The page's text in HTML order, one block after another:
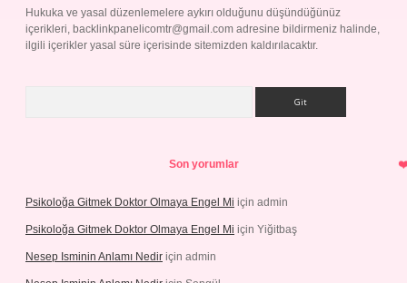
Hukuka ve yasal düzenlemelere aykırı olduğunu düşündüğünüz
içerikleri, backlinkpanelicomtr@gmail.com adresine bildirmeniz halinde,
ilgili içerikler yasal süre içerisinde sitemizden kaldırılacaktır.
Son yorumlar
Psikoloğa Gitmek Doktor Olmaya Engel Mi için admin
Psikoloğa Gitmek Doktor Olmaya Engel Mi için Yiğitbaş
Nesep Isminin Anlamı Nedir için admin